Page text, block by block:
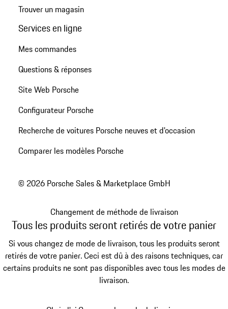
Trouver un magasin
Services en ligne
Mes commandes
Questions & réponses
Site Web Porsche
Configurateur Porsche
Recherche de voitures Porsche neuves et d'occasion
Comparer les modèles Porsche
© 2026 Porsche Sales & Marketplace GmbH
Changement de méthode de livraison
Tous les produits seront retirés de votre panier
Si vous changez de mode de livraison, tous les produits seront
retirés de votre panier. Ceci est dû à des raisons techniques, car
certains produits ne sont pas disponibles avec tous les modes de
livraison.